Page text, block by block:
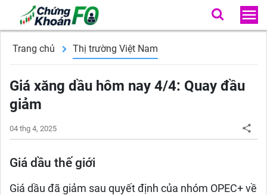
Trang chủ Thị trường Việt Nam
Giá xăng dầu hôm nay 4/4: Quay đầu
giảm
04 thg 4, 2025
Giá dầu thế giới
Giá dầu đã giảm sau quyết định của nhóm OPEC+ về